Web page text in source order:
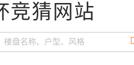
竞猜网站